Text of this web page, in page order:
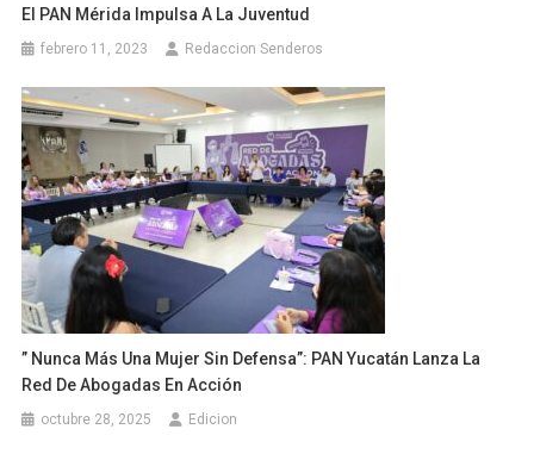
El PAN Mérida Impulsa A La Juventud
febrero 11, 2023 Redaccion Senderos
” Nunca Más Una Mujer Sin Defensa”: PAN Yucatán Lanza La
Red De Abogadas En Acción
octubre 28, 2025 Edicion